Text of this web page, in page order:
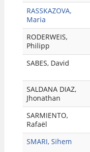
RASSKAZOVA,
Maria
RODERWEIS,
Philipp
SABES, David
SALDANA DIAZ,
Jhonathan
SARMIENTO,
Rafaël
SMARI, Sihem